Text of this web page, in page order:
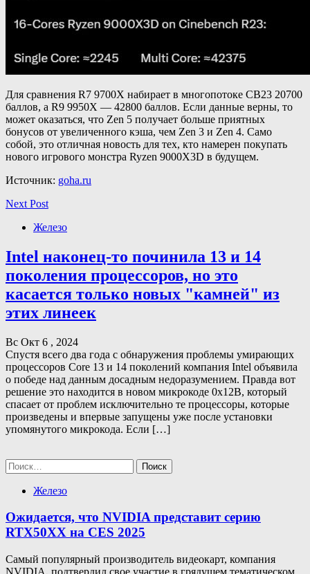
Для сравнения R7 9700X набирает в многопотоке CB23 20700
баллов, а R9 9950X — 42800 баллов. Если данные верны, то
может оказаться, что Zen 5 получает больше приятных
бонусов от увеличенного кэша, чем Zen 3 и Zen 4. Само
собой, это отличная новость для тех, кто намерен покупать
нового игрового монстра Ryzen 9000X3D в будущем.
Источник: goha.ru
Next Post
Железо
Intel наконец-то починила 13 и 14
поколения процессоров, но это
касается только новых "камней" из
этих линеек
Вс Окт 6 , 2024
Спустя всего два года с обнаружения проблемы умирающих
процессоров Core 13 и 14 поколений компания Intel объявила
о победе над данным досадным недоразумением. Правда вот
решение это находится в новом микрокоде 0x12B, который
спасает от проблем исключительно те процессоры, которые
произведены и впервые запущены уже после установки
упомянутого микрокода. Если […]
Найти:
Железо
Ожидается, что NVIDIA представит серию
RTX50XX на CES 2025
Самый популярный производитель видеокарт, компания
NVIDIA, подтвердил свое участие в грядущем тематическом